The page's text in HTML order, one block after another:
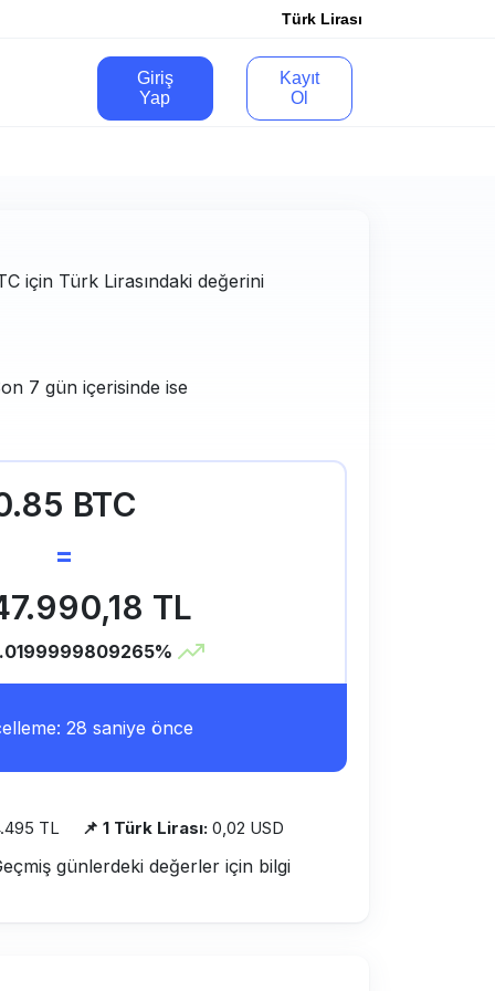
Türk Lirası
Giriş
Yap
Kayıt
Ol
için Türk Lirasındaki değerini
7 gün içerisinde ise
BTC
=
TL
28 saniye önce
TL 📌 1 Türk Lirası: 0,02 USD
günlerdeki değerler için bilgi